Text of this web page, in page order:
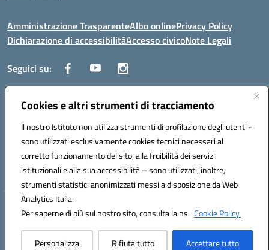
Cookies e altri strumenti di tracciamento
Il nostro Istituto non utilizza strumenti di profilazione degli utenti -
sono utilizzati esclusivamente cookies tecnici necessari al
corretto funzionamento del sito, alla fruibilità dei servizi
istituzionali e alla sua accessibilità – sono utilizzati, inoltre,
strumenti statistici anonimizzati messi a disposizione da Web
Analytics Italia.
Per saperne di più sul nostro sito, consulta la ns. Cookie Policy.
Personalizza Rifiuta tutto Accettare tutto
Amministrazione TrasparenteAlbo onlinePrivacy Policy
Dichiarazione di accessibilitàAccesso civicoNote Legali
Seguici su:
Via dei Cappuccini, 5 - 60044 Fabriano (AN) - Tel. 0732 3373 - 0732
3573 - Mail: anis01700P@istruzione.it - PEC:
Codice meccanografico: ANIS01700P - Codice iPA: istsc_ANIS01700P -
C.F. 81002710424 - Codice univoco fatturazione elettronica (CUF):
UFBMDS
Hosting & Powered by 3D Solution S.r.l.
Concept & Design by Designers Italia